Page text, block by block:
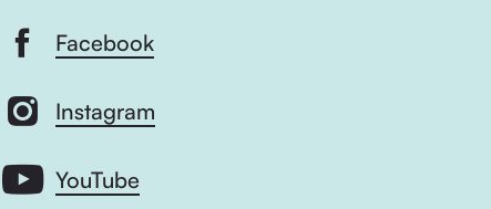
Facebook
Instagram
YouTube